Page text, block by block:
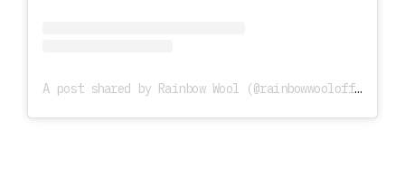
A post shared by Rainbow Wool (@rainbowwoolofficial)